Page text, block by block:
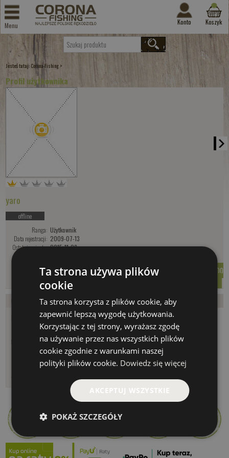
Menu Konto Koszyk
Jesteś tutaj: Corona-Fishing >
Profil użytkownika
yaro
offline
Ranga: Użytkownik
Data rejestracji: 2009-07-13
Ostatnia wizyta: 2015-11-23
WYŚLIJ WIADOMOŚĆ
ZAPROŚ DO
Ostatnie posty
Litewskie lorbasy
Nadesłany 2011-06-03 09:39
Artykuły CF
powiem szczerze juz sam tytul artykulu
mnie zastanowil... na ryby na Litwe? jakos
mi cos nie pasowalo... mieszkam od kilku lat
w Irlandii i powiem tylko ze takich klusoli jak
Znajomi ()
Ta strona używa plików
cookie
Ta strona korzysta z plików cookie, aby
zapewnić lepszą wygodę użytkowania.
Korzystając z tej strony, wyrażasz zgodę
na używanie przez nas wszystkich plików
cookie zgodnie z warunkami naszej
polityki plików cookie. Dowiedz się więcej
AKCEPTUJ WSZYSTKIE
POKAŻ SZCZEGÓŁY